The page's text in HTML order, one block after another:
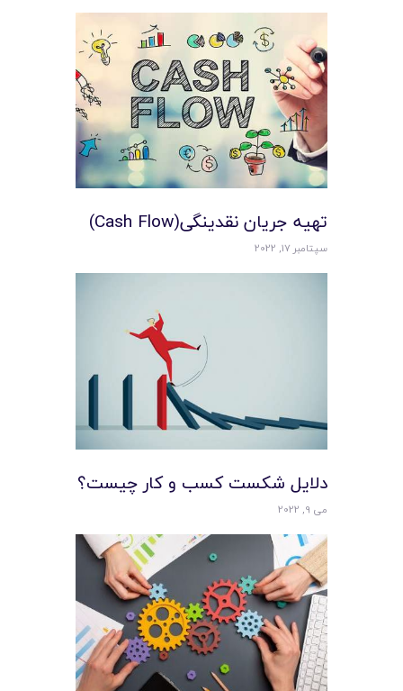
تهیه جریان نقدینگی(Cash Flow)
سپتامبر 17, 2022
دلایل شکست کسب و کار چیست؟
می 9, 2022